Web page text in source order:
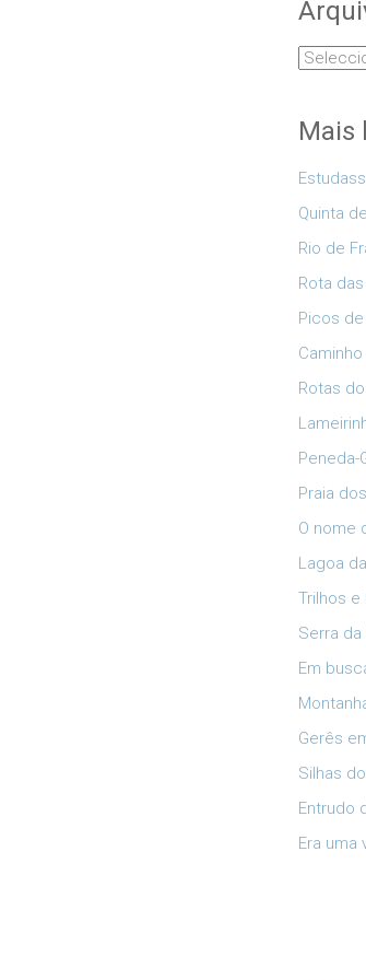
Arquivo
Mais
Quinta
Rio de
Rota
Picos de
Rotas
Peneda-
Praia
O nome
Lagoa
Trilhos e
Serra da
Em
Gerês
Silhas
Entrudo
Era uma